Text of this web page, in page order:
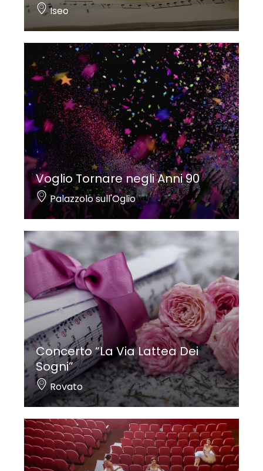
Iseo
Voglio Tornare negli Anni 90
Palazzolo sull'Oglio
Concerto “La Via Lattea Dei
Sogni”
Rovato